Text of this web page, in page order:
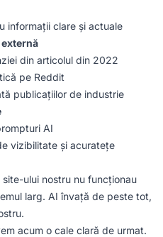
informații clare și actuale
din articolul din 2022
pe Reddit
publicațiilor de industrie
AI
vizibilitate și acuratețe
site-ului nostru nu funcționau
larg. AI învață de peste tot,
acum o cale clară de urmat.